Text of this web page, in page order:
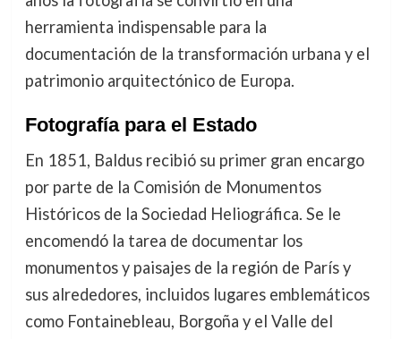
herramienta indispensable para la
documentación de la transformación urbana y el
patrimonio arquitectónico de Europa.
Fotografía para el Estado
En 1851, Baldus recibió su primer gran encargo
por parte de la Comisión de Monumentos
Históricos de la Sociedad Heliográfica. Se le
encomendó la tarea de documentar los
monumentos y paisajes de la región de París y
sus alrededores, incluidos lugares emblemáticos
como Fontainebleau, Borgoña y el Valle del